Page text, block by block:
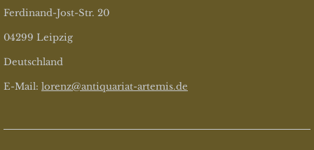
Ferdinand-Jost-Str. 20
04299 Leipzig
Deutschland
E-Mail: lorenz@antiquariat-artemis.de